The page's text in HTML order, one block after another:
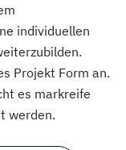
individuellen
Projekt Form an.
es markreife
werden.